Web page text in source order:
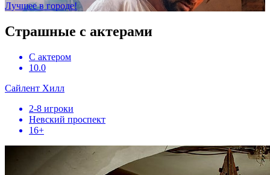
Лучшее в городе!
Страшные с актерами
С актером
10.0
Сайлент Хилл
2-8 игроки
Невский проспект
16+